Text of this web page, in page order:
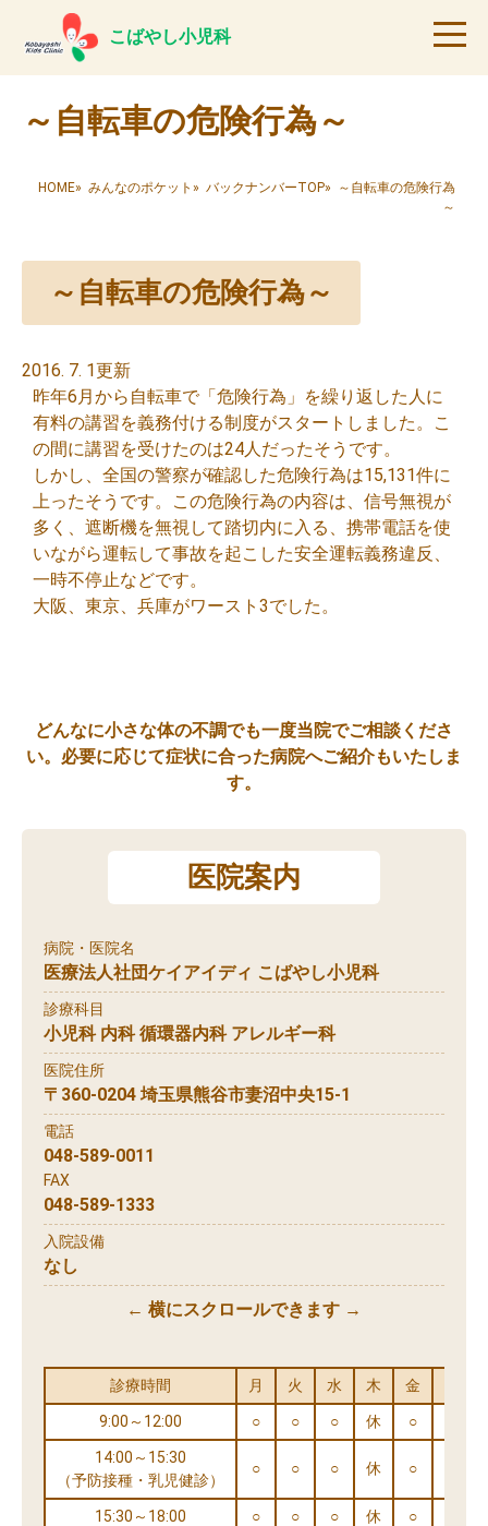
こばやし小児科
～自転車の危険行為～
HOME» みんなのポケット » バックナンバーTOP» ～自転車の危険行為
～
～自転車の危険行為～
2016. 7. 1更新
昨年6月から自転車で「危険行為」を繰り返した人に
有料の講習を義務付ける制度がスタートしました。こ
の間に講習を受けたのは24人だったそうです。
しかし、全国の警察が確認した危険行為は15,131件に
上ったそうです。この危険行為の内容は、信号無視が
多く、遮断機を無視して踏切内に入る、携帯電話を使
いながら運転して事故を起こした安全運転義務違反、
一時不停止などです。
大阪、東京、兵庫がワースト3でした。
どんなに小さな体の不調でも一度当院でご相談くださ
い。必要に応じて症状に合った病院へご紹介もいたしま
す。
医院案内
病院・医院名
医療法人社団ケイアイディ こばやし小児科
診療科目
小児科 内科 循環器内科 アレルギー科
医院住所
〒360-0204 埼玉県熊谷市妻沼中央15-1
電話
048-589-0011
FAX
048-589-1333
入院設備
なし
← 横にスクロールできます →
診療時間 月 火 水 木 金
9:00～12:00 ○ ○ ○ 休 ○
14:00～15:30
（予防接種・乳児健診）
○ ○ ○ 休 ○
15:30～18:00 ○ ○ ○ 休 ○